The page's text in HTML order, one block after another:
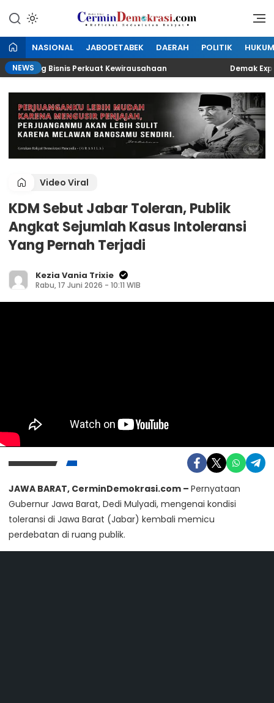
konten
CerminDemokrasi.com
Refleksi Kedaulatan Rakyat
NASIONAL JABODETABEK DAERAH POLITIK HUKUM
NEWSBisnis Perkuat Kewirausahaan Demak Expo
Video Viral
KDM Sebut Jabar Toleran, Publik
Angkat Sejumlah Kasus Intoleransi
Yang Pernah Terjadi
Kezia Vania Trixie
Rabu, 17 Juni 2026 - 10:11 WIB
JAWA BARAT, CerminDemokrasi.com – Pernyataan
Gubernur Jawa Barat, Dedi Mulyadi, mengenai kondisi
toleransi di Jawa Barat (Jabar) kembali memicu
perdebatan di ruang publik.
Kunjungi Website Resmi Cermin Demokrasi
Isu Penurunan IQ Rakyat Indonesia Jadi
Sorotan
Minggu, 5 April 2026